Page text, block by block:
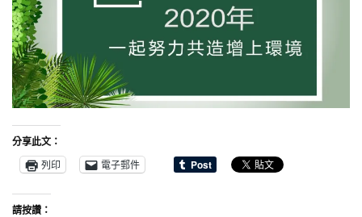
分享此文：
列印
電子郵件
請按讚：